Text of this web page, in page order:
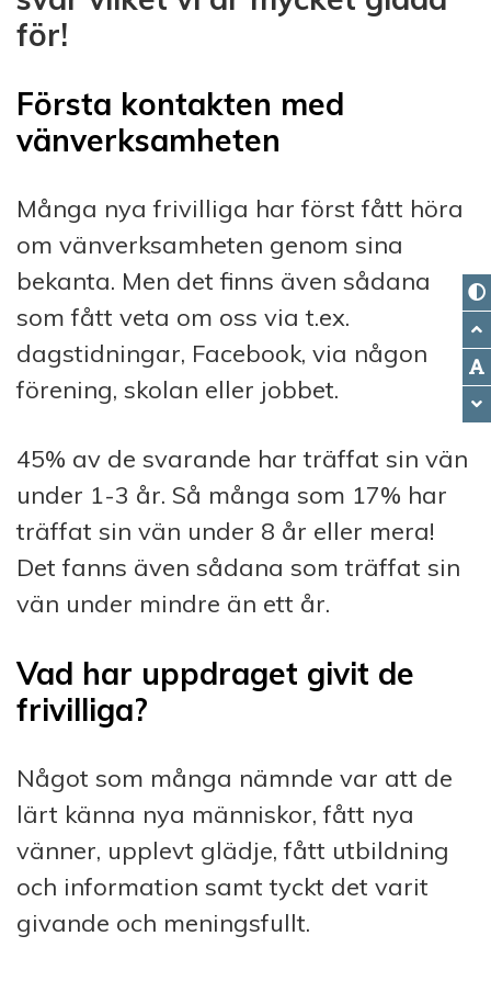
för!
Första kontakten med
vänverksamheten
Många nya frivilliga har först fått höra
om vänverksamheten genom sina
bekanta. Men det finns även sådana
som fått veta om oss via t.ex.
dagstidningar, Facebook, via någon
förening, skolan eller jobbet.
45% av de svarande har träffat sin vän
under 1-3 år. Så många som 17% har
träffat sin vän under 8 år eller mera!
Det fanns även sådana som träffat sin
vän under mindre än ett år.
Vad har uppdraget givit de
frivilliga?
Något som många nämnde var att de
lärt känna nya människor, fått nya
vänner, upplevt glädje, fått utbildning
och information samt tyckt det varit
givande och meningsfullt.